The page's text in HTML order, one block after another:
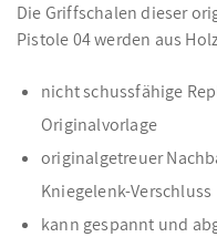
Die Griffschalen dieser
Pistole 04 werden aus
nicht schussfähige
Originalvorlage
originalgetreuer
Kniegelenk-Verschluss
kann gespannt und